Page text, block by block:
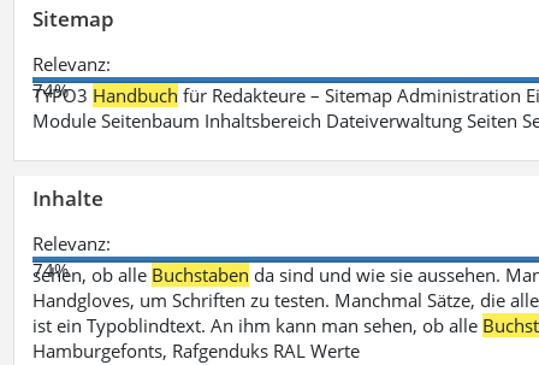
Sitemap
Relevanz:
74%
TYPO3 Handbuch für Redakteure – Sitemap Administration
Module Seitenbaum Inhaltsbereich Dateiverwaltung Seiten
Inhalte
Relevanz:
74%
sehen, ob alle Buchstaben da sind und wie sie aussehen.
Handgloves, um Schriften zu testen. Manchmal Sätze, die
ist ein Typoblindtext. An ihm kann man sehen, ob alle
Hamburgefonts, Rafgenduks RAL Werte